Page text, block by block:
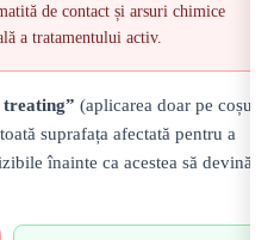
de contact și arsuri chimice
a tratamentului activ.
treating” (aplicarea doar pe coșul
suprafața afectată pentru a
înainte ca acestea să devină